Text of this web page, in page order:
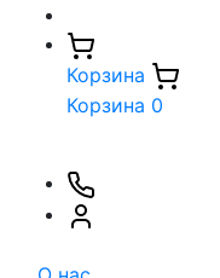
Корзина
Корзина 0